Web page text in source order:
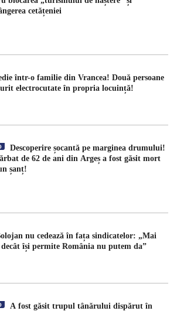
cetățeniei
într-o familie din Vrancea! Două persoane
electrocutate în propria locuință!
Descoperire șocantă pe marginea drumului!
de 62 de ani din Argeș a fost găsit mort
șanț!
nu cedează în fața sindicatelor: „Mai
își permite România nu putem da”
A fost găsit trupul tânărului dispărut în